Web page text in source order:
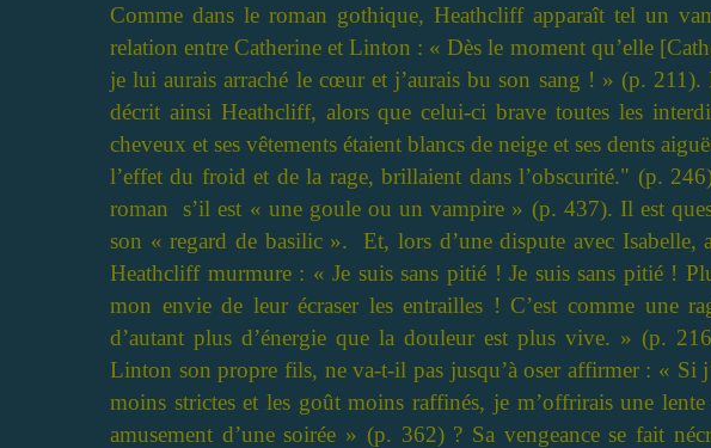
Comme dans le roman gothique, Heathcliff apparaît tel un
relation entre Catherine et Linton : « Dès le moment qu’elle
je lui aurais arraché le cœur et j’aurais bu son sang ! » (p.
décrit ainsi Heathcliff, alors que celui-ci brave toutes les
cheveux et ses vêtements étaient blancs de neige et ses dents
l’effet du froid et de la rage, brillaient dans l’obscurité." (p.
roman s’il est « une goule ou un vampire » (p. 437). Il est
son « regard de basilic ». Et, lors d’une dispute avec Isabelle,
Heathcliff murmure : « Je suis sans pitié ! Je suis sans pitié !
mon envie de leur écraser les entrailles ! C’est comme une
d’autant plus d’énergie que la douleur est plus vive. » (p.
Linton son propre fils, ne va-t-il pas jusqu’à oser affirmer : « Si
moins strictes et les goût moins raffinés, je m’offrirais une
amusement d’une soirée » (p. 362) ? Sa vengeance se fait